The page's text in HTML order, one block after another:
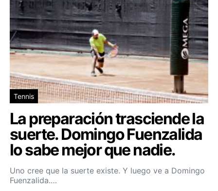
Tennis
La preparación trasciende la
suerte. Domingo Fuenzalida
lo sabe mejor que nadie.
Uno cree que la suerte existe. Y luego ve a Domingo
Fuenzalida.…